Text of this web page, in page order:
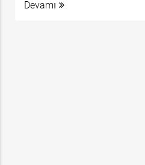
Devamı